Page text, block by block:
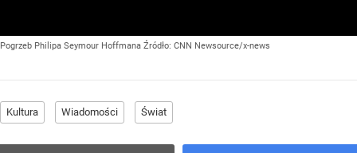
Pogrzeb Philipa Seymour Hoffmana Źródło: CNN Newsource/x-news
Kultura Wiadomości Świat